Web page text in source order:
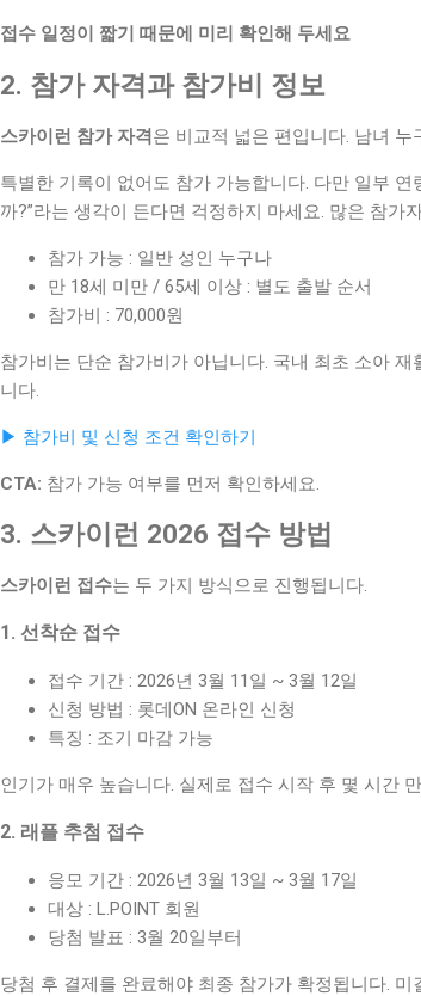
접수 일정이 짧기 때문에 미리 확인해 두세요
2. 참가 자격과 참가비 정보
스카이런 참가 자격 은 비교적 넓은 편입니다. 남녀 누
특별한 기록이 없어도 참가 가능합니다. 다만 일부
까?”라는 생각이 든다면 걱정하지 마세요. 많은 참가
참가 가능 : 일반 성인 누구나
만 18세 미만 / 65세 이상 : 별도 출발 순서
참가비 : 70,000원
참가비는 단순 참가비가 아닙니다. 국내 최초 소아
니다.
▶ 참가비 및 신청 조건 확인하기
CTA: 참가 가능 여부를 먼저 확인하세요.
3. 스카이런 2026 접수 방법
스카이런 접수는 두 가지 방식으로 진행됩니다.
1. 선착순 접수
접수 기간 : 2026년 3월 11일 ~ 3월 12일
신청 방법 : 롯데ON 온라인 신청
특징 : 조기 마감 가능
인기가 매우 높습니다. 실제로 접수 시작 후 몇 시간
2. 래플 추첨 접수
응모 기간 : 2026년 3월 13일 ~ 3월 17일
대상 : L.POINT 회원
당첨 발표 : 3월 20일부터
당첨 후 결제를 완료해야 최종 참가가 확정됩니다. 미